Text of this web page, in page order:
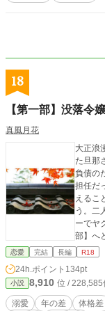
18
【第一部】没落令
真風月花
大正浪
た旦那
負債の
担任だ
えるこ
う。二
ーでヤ
部】へ
恋愛 完結 長編 R18
24h.ポイント 134pt
小説 8,910 位 / 228,585
溺愛 年の差 体格差